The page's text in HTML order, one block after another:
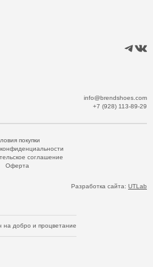
info@brendshoes.com
+7 (928) 113-89-29
покупки
соглашение
Оферта
Разработка сайта: UTLab
на добро и процветание